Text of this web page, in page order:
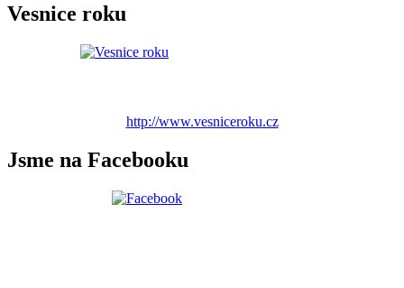
Vesnice roku
http://www.vesniceroku.cz
Jsme na Facebooku